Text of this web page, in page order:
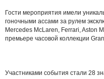
Гости мероприятия имели
гоночными ассами за рулем
Mercedes McLaren, Ferrari, Aston
премьере часовой коллекции
Участниками события стали 28